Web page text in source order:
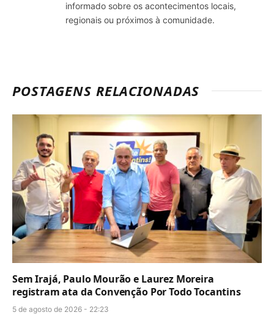
informado sobre os acontecimentos locais,
regionais ou próximos à comunidade.
POSTAGENS RELACIONADAS
Sem Irajá, Paulo Mourão e Laurez Moreira
registram ata da Convenção Por Todo Tocantins
5 de agosto de 2026 - 22:23